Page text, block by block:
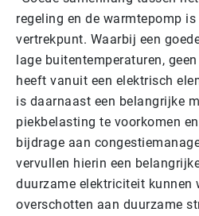
regeling en de warmtepomp
vertrekpunt. Waarbij een
lage buitentemperaturen,
heeft vanuit een elektrisch
is daarnaast een belangrijke
piekbelasting te voorkomen
bijdrage aan
vervullen hierin een
duurzame elektriciteit kunnen
overschotten aan duurzame